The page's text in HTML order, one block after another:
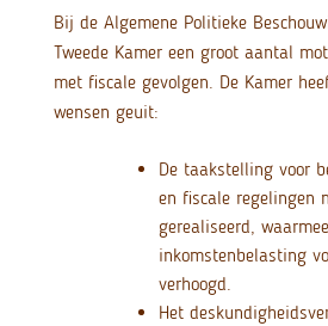
Bij de Algemene Politieke
Tweede Kamer een groot aantal
met fiscale gevolgen. De Kamer
wensen geuit:
De taakstelling voor
en fiscale regelingen
gerealiseerd,
inkomstenbelasting
verhoogd.
Het